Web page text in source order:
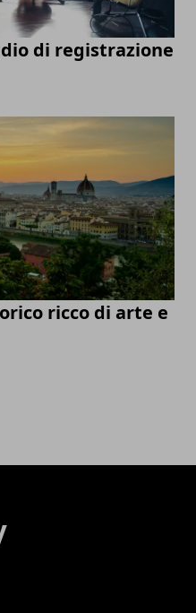
di registrazione
ricco di arte e